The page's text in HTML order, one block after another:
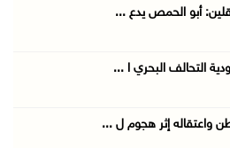
أبو الحمص يدع ...
التحالف البحري ا ...
واعتقاله إثر هجوم ل ...